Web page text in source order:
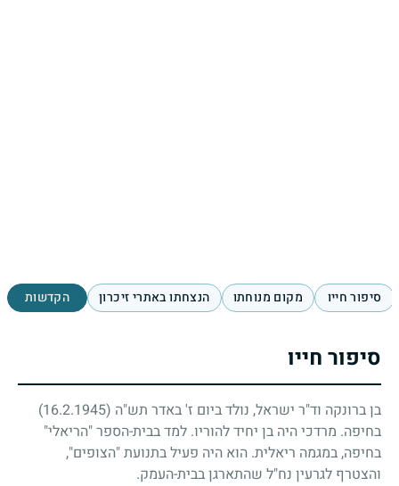
סיפור חייו מקום מנוחתו הנצחתו באתרי זיכרון הקדשות
סיפור חייו
בן ברונקה וד"ר ישראל, נולד ביום ז' באדר תש"ה (16.2.1945)
בחיפה. מרדכי היה בן יחיד להוריו. למד בבית-הספר "הריאלי"
בחיפה, במגמה ריאלית. הוא היה פעיל בתנועת "הצופים",
והצטרף לגרעין נח"ל שהתארגן בבית-העמק.